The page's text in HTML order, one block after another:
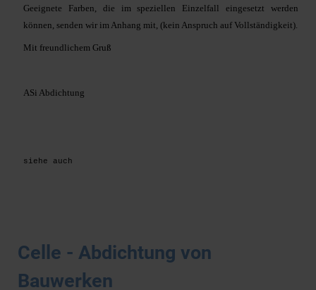
Geeignete Farben, die im speziellen Einzelfall eingesetzt werden
können, senden wir im Anhang mit, (kein Anspruch auf Vollständigkeit).
Mit freundlichem Gruß
ASi Abdichtung
siehe auch
Celle - Abdichtung von
Bauwerken